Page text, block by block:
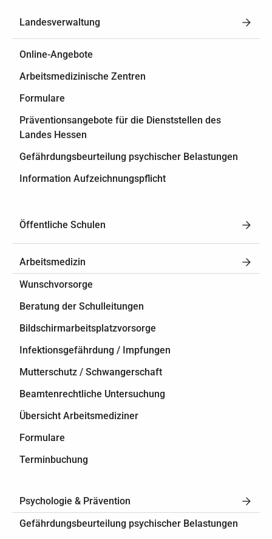
Landesverwaltung
Online-Angebote
Arbeitsmedizinische Zentren
Formulare
Präventionsangebote für die Dienststellen des
Landes Hessen
Gefährdungsbeurteilung psychischer Belastungen
Information Aufzeichnungspflicht
Öffentliche Schulen
Arbeitsmedizin
Wunschvorsorge
Beratung der Schulleitungen
Bildschirmarbeitsplatzvorsorge
Infektionsgefährdung / Impfungen
Mutterschutz / Schwangerschaft
Beamtenrechtliche Untersuchung
Übersicht Arbeitsmediziner
Formulare
Terminbuchung
Psychologie & Prävention
Gefährdungsbeurteilung psychischer Belastungen